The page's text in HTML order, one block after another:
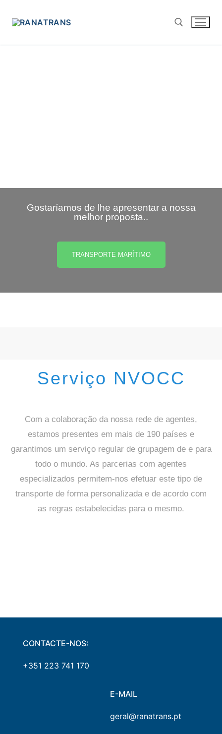
Gostaríamos de lhe apresentar a nossa
melhor proposta..
TRANSPORTE MARÍTIMO
Serviço NVOCC
Com a colaboração da nossa rede de agentes,
estamos presentes em mais de 190 países e
garantimos um serviço regular de grupagem de e para
todo o mundo. As parcerias com agentes
especializados permitem-nos efetuar este tipo de
transporte de forma personalizada e de acordo com
as regras estabelecidas para o mesmo.
CONTACTE-NOS:
+351 223 741 170
E-MAIL
geral@ranatrans.pt